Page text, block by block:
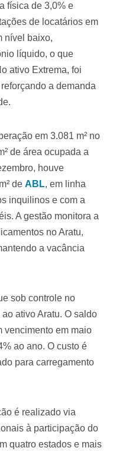
física de 3,0% e
de locatários em
nível baixo,
líquido, o que
ativo Extrema, foi
a demanda
em 3.081 m² no
de área ocupada a
houve
de ABL, em linha
inquilinos e com a
A gestão monitora a
no Aratu,
a vacância
sob controle no
ao ativo Aratu. O saldo
vencimento em maio
ao ano. O custo é
para carregamento
é realizado via
à participação do
quatro estados e mais